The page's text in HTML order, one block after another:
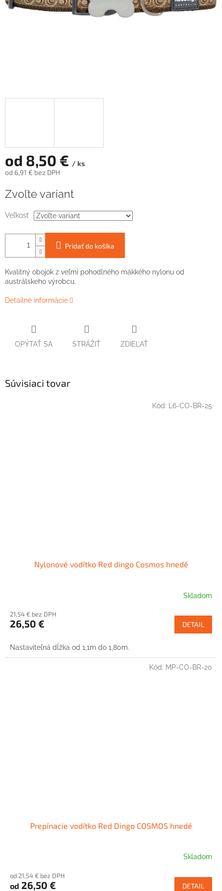
od 8,50 € / ks
od 6,91 € bez DPH
cena:
Zvoľte variant
Veľkosť
Pridať do košíka
Kvalitný obojok z veľmi pohodlného mäkkého nylonu od
austrálskeho výrobcu.
Detailné informácie
OPÝTAŤ SA STRÁŽIŤ ZDIEĽAŤ
Súvisiaci tovar
Nylonové vodítko Red dingo Cosmos hnedé
Skladom
21,54 € bez DPH
26,50 € DETAIL
Nastaviteľná dĺžka od 1,1m do 1,80m.
Kód: L6-CO-BR-25
Prepínacie vodítko Red Dingo COSMOS hnedé
Skladom
od 21,54 € bez DPH
od 26,50 € DETAIL
Kód: MP-CO-BR-20